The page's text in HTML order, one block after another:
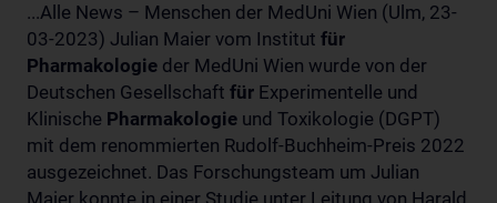
...Alle News – Menschen der MedUni Wien (Ulm, 23-
03-2023) Julian Maier vom Institut für
Pharmakologie der MedUni Wien wurde von der
Deutschen Gesellschaft für Experimentelle und
Klinische Pharmakologie und Toxikologie (DGPT)
mit dem renommierten Rudolf-Buchheim-Preis 2022
ausgezeichnet. Das Forschungsteam um Julian
Maier konnte in einer Studie unter Leitung von Harald